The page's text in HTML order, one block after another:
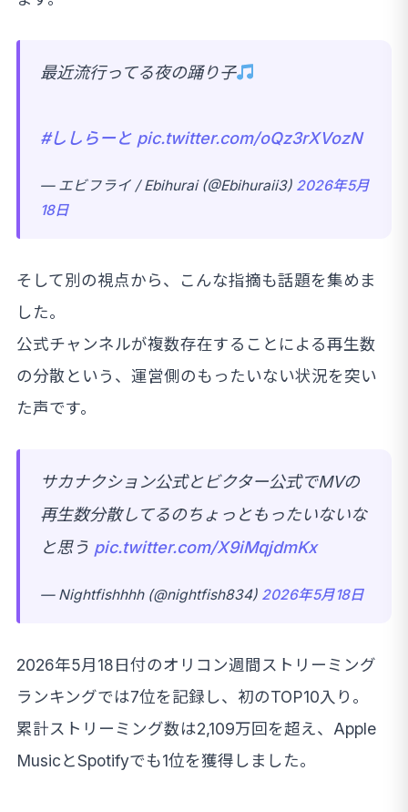
最近流行ってる夜の踊り子
#ししらーと pic.twitter.com/oQz3rXVozN
— エビフライ / Ebihurai (@Ebihuraii3) 2026年5月
18日
そして別の視点から、こんな指摘も話題を集めま
した。
公式チャンネルが複数存在することによる再生数
の分散という、運営側のもったいない状況を突い
た声です。
サカナクション公式とビクター公式でMVの
再生数分散してるのちょっともったいないな
と思う pic.twitter.com/X9iMqjdmKx
— Nightfishhhh (@nightfish834) 2026年5月18日
2026年5月18日付のオリコン週間ストリーミング
ランキングでは7位を記録し、初のTOP10入り。
累計ストリーミング数は2,109万回を超え、Apple
MusicとSpotifyでも1位を獲得しました。